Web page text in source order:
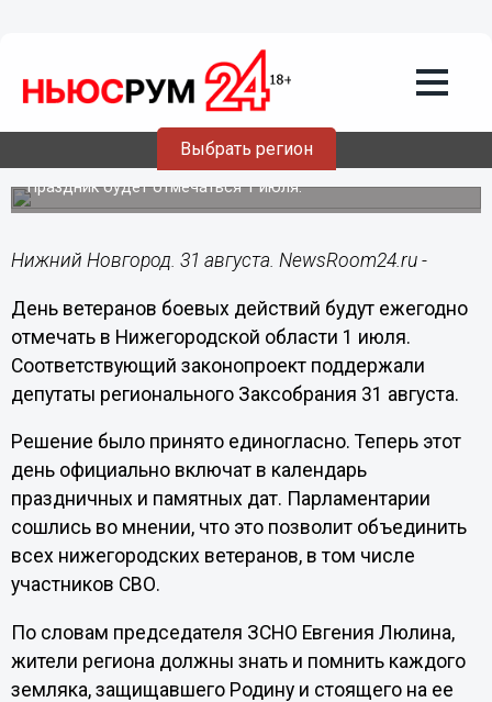
Выбрать регион
Спикер ЗСНО Люлин
прокомментировал введение Дня
ветеранов боевых действий
Праздник будет отмечаться 1 июля.
Нижний Новгород. 31 августа. NewsRoom24.ru -
День ветеранов боевых действий будут ежегодно
отмечать в Нижегородской области 1 июля.
Соответствующий законопроект поддержали
депутаты регионального Заксобрания 31 августа.
Решение было принято единогласно. Теперь этот
день официально включат в календарь
праздничных и памятных дат. Парламентарии
сошлись во мнении, что это позволит объединить
всех нижегородских ветеранов, в том числе
участников СВО.
По словам председателя ЗСНО Евгения Люлина,
жители региона должны знать и помнить каждого
земляка, защищавшего Родину и стоящего на ее